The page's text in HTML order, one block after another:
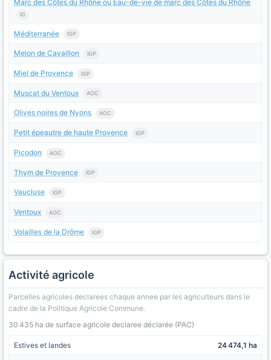
Marc des Côtes du Rhône ou Eau-de-vie de marc des Côtes du Rhône
IG
Méditerranée IGP
Melon de Cavaillon IGP
Miel de Provence IGP
Muscat du Ventoux AOC
Olives noires de Nyons AOC
Petit épeautre de haute Provence IGP
Picodon AOC
Thym de Provence IGP
Vaucluse IGP
Ventoux AOC
Volailles de la Drôme IGP
Activité agricole
Parcelles agricoles declarees chaque annee par les agriculteurs dans le
cadre de la Politique Agricole Commune.
30 435 ha de surface agricole declaree déclarée (PAC)
Estives et landes 24 474,1 ha